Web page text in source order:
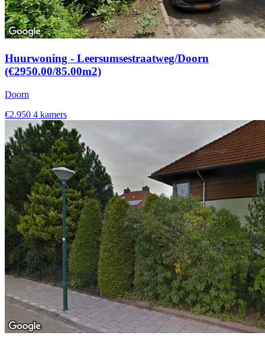
Huurwoning - Leersumsestraatweg/Doorn
(€2950.00/85.00m2)
Doorn
€2.950 4 kamers